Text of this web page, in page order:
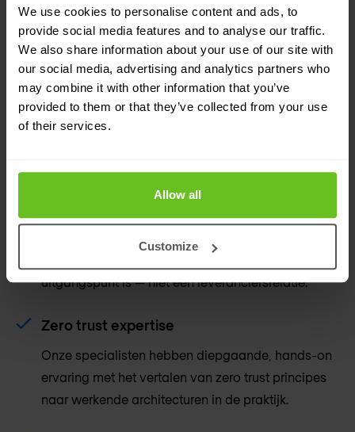
We use cookies to personalise content and ads, to
provide social media features and to analyse our traffic.
We also share information about your use of our site with
our social media, advertising and analytics partners who
may combine it with other information that you’ve
provided to them or that they’ve collected from your use
of their services.
Allow all
Customize
WAAROM NOMIOS
Een partner gedurende de hele
uitgangspunt is — niet een leveranciersrelatie.
Zero trust expertise
Onze specialisten hebben diepgaande, hands-on
ervaring met het vertalen van zero trust principes
naar werkende architecturen in de praktijk.